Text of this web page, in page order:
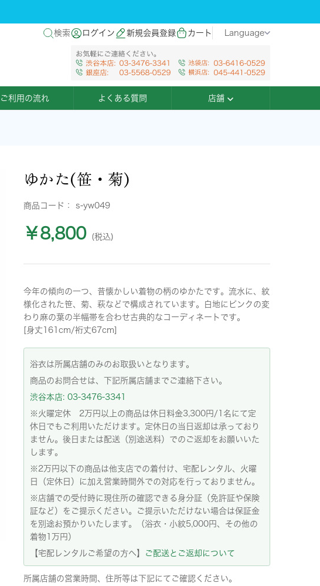
検索 ログイン 新規会員登録 カート Language
ご利用の流れ よくある質問 店舗
ゆかた(笹・菊)
商品コード： s-yw049
￥8,800 (税込)
今年の傾向の一つ、昔懐かしい着物の柄のゆかたです。流水に、紋
様化された笹、菊、萩などで構成されています。白地にピンクの変
わり麻の葉の半幅帯を合わせ古典的なコーディネートです。
[身丈161cm/裄丈67cm]
浴衣は所属店舗のみのお取扱いとなります。
商品のお問合せは、下記所属店舗までご連絡下さい。
渋谷本店: 03-3476-3341
※火曜定休 2万円以上の商品は休日料金3,300円/1名にて定
休日でもご利用いただけます。定休日の当日返却は承っており
ません。後日または配送（別途送料）でのご返却をお願いいた
します。
※2万円以下の商品は他支店での着付け、宅配レンタル、火曜
日（定休日）に加え営業時間外での対応を行っておりません。
※店舗での受付時に現住所の確認できる身分証（免許証や保険
証など）をご提示ください。ご提示いただけない場合は保証金
を別途お預かりいたします。（浴衣・小紋5,000円、その他の
着物1万円）
【宅配レンタルご希望の方へ】
ご配送とご返却について
所属店舗の営業時間、住所等は下記にてご確認ください。